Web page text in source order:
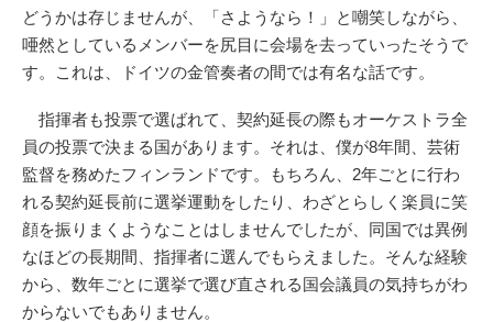
どうかは存じませんが、「さようなら！」と嘲笑しながら、
唖然としているメンバーを尻目に会場を去っていったそうで
す。これは、ドイツの金管奏者の間では有名な話です。
指揮者も投票で選ばれて、契約延長の際もオーケストラ全
員の投票で決まる国があります。それは、僕が8年間、芸術
監督を務めたフィンランドです。もちろん、2年ごとに行わ
れる契約延長前に選挙運動をしたり、わざとらしく楽員に笑
顔を振りまくようなことはしませんでしたが、同国では異例
なほどの長期間、指揮者に選んでもらえました。そんな経験
から、数年ごとに選挙で選び直される国会議員の気持ちがわ
からないでもありません。